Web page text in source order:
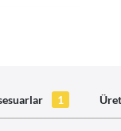
1